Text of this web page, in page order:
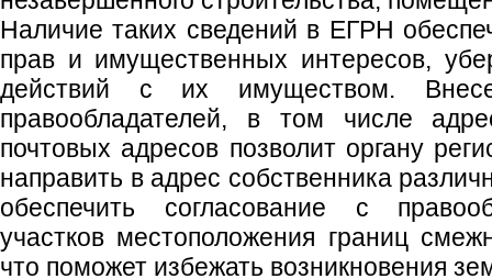
Наличие таких сведений в ЕГРН
прав и имущественных интересов,
действий с их имуществом.
правообладателей, в том числе
почтовых адресов позволит органу
направить в адрес собственника
обеспечить согласование с
участков местоположения границ
что поможет избежать возникновения